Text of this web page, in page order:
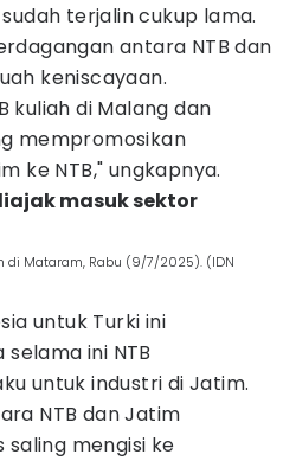
terjalin cukup lama.
antara NTB dan
keniscayaan.
kuliah di Malang dan
mempromosikan
ke NTB," ungkapnya.
masuk sektor
di Mataram, Rabu (9/7/2025). (IDN
untuk Turki ini
ini NTB
untuk industri di Jatim.
NTB dan Jatim
mengisi ke